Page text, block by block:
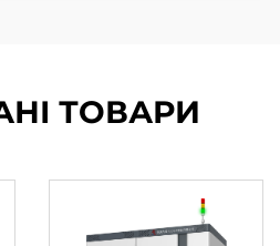
ТОВАРИ